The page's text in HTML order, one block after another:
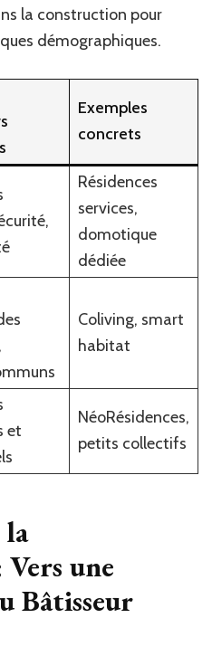
la construction pour
démographiques.
Exemples
concrets
Résidences
services,
domotique
dédiée
Coliving, smart
habitat
et
NéoRésidences,
petits collectifs
la
une
Bâtisseur